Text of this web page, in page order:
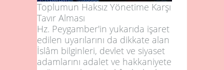
Toplumun Haksız Yönetime Karşı
Tavır Alması
Hz. Peygamber'in yukarıda işaret
edilen uyarılarını da dikkate alan
İslâm bilginleri, devlet ve siyaset
adamlarını adalet ve hakkaniyete